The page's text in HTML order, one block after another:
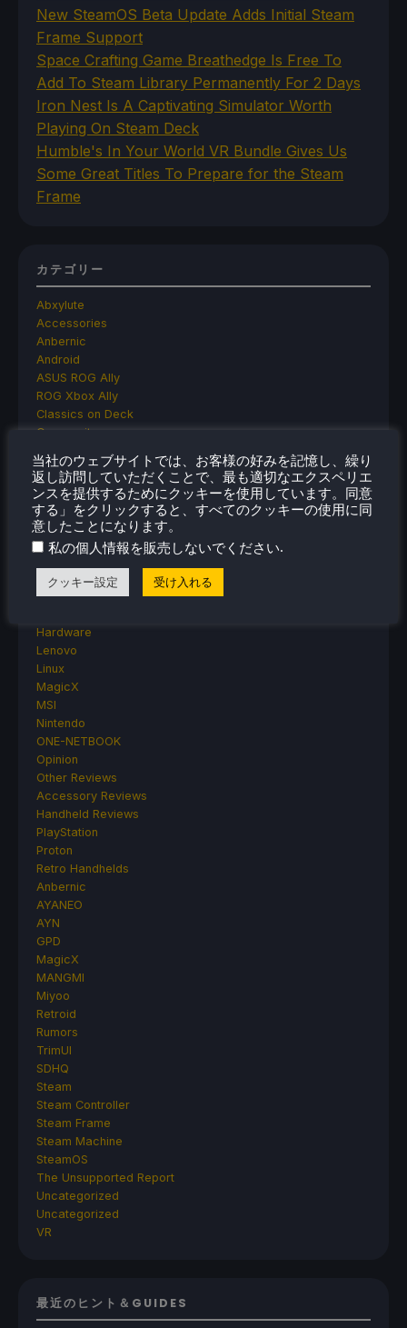
New SteamOS Beta Update Adds Initial Steam
Frame Support
Space Crafting Game Breathedge Is Free To
Add To Steam Library Permanently For 2 Days
Iron Nest Is A Captivating Simulator Worth
Playing On Steam Deck
Humble's In Your World VR Bundle Gives Us
Some Great Titles To Prepare for the Steam
Frame
カテゴリー
Abxylute
Accessories
Anbernic
Android
ASUS ROG Ally
ROG Xbox Ally
Classics on Deck
Community
Deals
Deck Mods
Emulation
Events
Featured Post
Game News
General Game News
Hardware
Lenovo
Linux
MagicX
MSI
Nintendo
ONE-NETBOOK
Opinion
Other Reviews
Accessory Reviews
Handheld Reviews
PlayStation
Proton
Retro Handhelds
Anbernic
AYANEO
AYN
GPD
MagicX
MANGMI
Miyoo
Retroid
Rumors
TrimUI
SDHQ
Steam
Steam Controller
Steam Frame
Steam Machine
SteamOS
The Unsupported Report
Uncategorized
Uncategorized
VR
最近のヒント＆GUIDES
当社のウェブサイトでは、お客様の好みを記憶し、繰り
返し訪問していただくことで、最も適切なエクスペリエ
ンスを提供するためにクッキーを使用しています。同意
する」をクリックすると、すべてのクッキーの使用に同
意したことになります。
私の個人情報を販売しないでください.
クッキー設定 受け入れる